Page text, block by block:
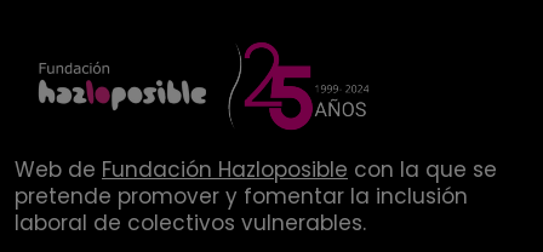
Web de Fundación Hazloposible con la que se
pretende promover y fomentar la inclusión
laboral de colectivos vulnerables.